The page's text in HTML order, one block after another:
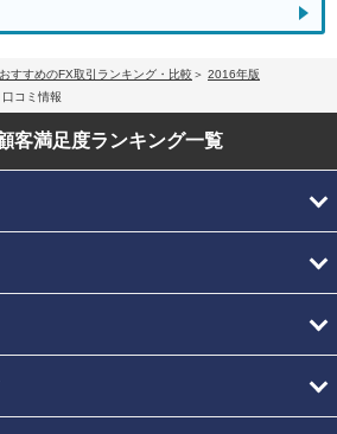
おすすめのFX取引ランキング・比較
2016年版
コミ情報
客満足度ランキング一覧